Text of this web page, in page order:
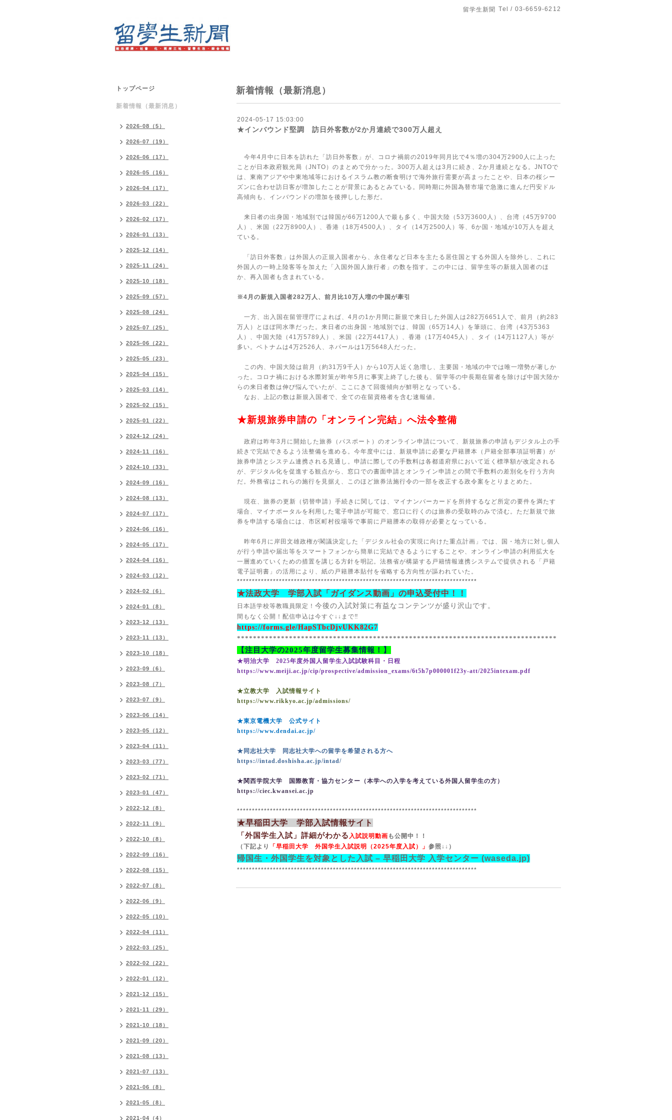
留学生新聞 Tel / 03-6659-6212
新着情報（最新消息）
2024-05-17 15:03:00
★インバウンド堅調 訪日外客数が2か月連続で300万人超え
今年4 月中に日本を訪れた「訪日外客数」が、コロナ禍前の2019年同月比で4 ％増の304万2900 人に上った
ことが日本政府観光局（ JNTO ）のまとめで分かった。 300万人超えは3 月に続き、 2か月連続となる。 JNTOで
は、東南アジアや中東地域等におけるイスラム教の断食明けで海外旅行需要が高まったことや、日本の桜シー
ズンに合わせ訪日客が増加したことが背景にあるとみている。同時期に外国為替市場で急激に進んだ円安ドル
高傾向も、インバウンドの増加を後押しした形だ。
来日者の出身国・地域別では韓国が66万1200 人で最も多く、中国大陸（ 53万3600 人）、台湾（ 45万9700
人）、米国（ 22万8900 人）、香港（ 18万4500 人）、タイ（ 14万2500 人）等、 6か国・地域が10万人を超え
ている。
「訪日外客数」は外国人の正規入国者から、永住者など日本を主たる居住国とする外国人を除外し、これに
外国人の一時上陸客等を加えた「入国外国人旅行者」の数を指す。この中には、留学生等の新規入国者のほ
か、再入国者も含まれている。
※4 月の新規入国者282万人、前月比10万人増の中国が牽引
一方、出入国在留管理庁によれば、 4 月の1か月間に新規で来日した外国人は282万6651 人で、前月（約283
万人）とほぼ同水準だった。来日者の出身国・地域別では、韓国（ 65万14 人）を筆頭に、台湾（ 43万5363
人）、中国大陸（ 41万5789 人）、米国（ 22万4417 人）、香港（ 17万4045 人）、タイ（ 14万1127 人）等が
多い。ベトナムは4万2526 人、ネパールは 1万5648 人だった。
この内、中国大陸は前月（約31万9千人）から 10万人近く急増し、主要国・地域の中では唯一増勢が著しか
った。コロナ禍における水際対策が昨年5 月に事実上終了した後も、留学等の中長期在留者を除けば中国大陸か
らの来日者数は伸び悩んでいたが、ここにきて回復傾向が鮮明となっている。
なお、上記の数は新規入国者で、全ての在留資格者を含む速報値。
★新規旅券申請の「オンライン完結」へ法令整備
政府は昨年3 月に開始した旅券（パスポート）のオンライン申請について、新規旅券の申請もデジタル上の手
続きで完結できるよう法整備を進める。今年度中には、新規申請に必要な戸籍謄本（戸籍全部事項証明書）が
旅券申請とシステム連携される見通し。申請に際しての手数料は各都道府県において近く標準額が改定される
が、デジタル化を促進する観点から、窓口での書面申請とオンライン申請との間で手数料の差別化を行う方向
だ。外務省はこれらの施行を見据え、このほど旅券法施行令の一部を改正する政令案をとりまとめた。
現在、旅券の更新（切替申請）手続きに関しては、マイナンバーカードを所持するなど所定の要件を満たす
場合、マイナポータルを利用した電子申請が可能で、窓口に行くのは旅券の受取時のみで済む。ただ新規で旅
券を申請する場合には、市区町村役場等で事前に戸籍謄本の取得が必要となっている。
昨年6 月に岸田文雄政権が閣議決定した「デジタル社会の実現に向けた重点計画」では、国・地方に対し個人
が行う申請や届出等をスマートフォンから簡単に完結できるようにすることや、オンライン申請の利用拡大を
一層進めていくための措置を講じる方針を明記。法務省が構築する戸籍情報連携システムで提供される「戸籍
電子証明書」の活用により、紙の戸籍謄本貼付を省略する方向性が謳われていた。
********************************************************************************
★法政大学 学部入試「ガイダンス動画」の申込受付中！！
日本語学校等教職員限定！ 今後の入試対策に有益なコンテンツが盛り沢山です。
間もなく公開！配信申込は今すぐ↓↓まで‼
https://forms.gle/HapSTbcDjvUKK82G7
********************************************************************************
【注目大学の2025年度留学生募集情報！】
★明治大学 2025年度外国人留学生入試試験科目・日程
https://www.meiji.ac.jp/cip/prospective/admission_exams/6t5h7p000001f23y-att/2025intexam.pdf
★立教大学 入試情報サイト
https://www.rikkyo.ac.jp/admissions/
★東京電機大学 公式サイト
https://www.dendai.ac.jp/
★同志社大学 同志社大学への留学を希望される方へ
https://intad.doshisha.ac.jp/intad/
★関西学院大学 国際教育・協力センター（本学への入学を考えている外国人留学生の方）
https://ciec.kwansei.ac.jp
********************************************************************************
★早稲田大学 学部入試情報サイト
「外国学生入試」詳細がわかる 入試説明動画 も公開中！！
（下記より
「早稲田大学 外国学生入試説明（2025年度入試）」 参照↓↓）
帰国生・外国学生を対象とした入試 – 早稲田大学 入学センター (waseda.jp)
********************************************************************************
トップページ
新着情報（最新消息）
2026-08（5）
2026-07（19）
2026-06（17）
2026-05（16）
2026-04（17）
2026-03（22）
2026-02（17）
2026-01（13）
2025-12（14）
2025-11（24）
2025-10（18）
2025-09（57）
2025-08（24）
2025-07（25）
2025-06（22）
2025-05（23）
2025-04（15）
2025-03（14）
2025-02（15）
2025-01（22）
2024-12（24）
2024-11（16）
2024-10（33）
2024-09（16）
2024-08（13）
2024-07（17）
2024-06（16）
2024-05（17）
2024-04（16）
2024-03（12）
2024-02（6）
2024-01（8）
2023-12（13）
2023-11（13）
2023-10（18）
2023-09（6）
2023-08（7）
2023-07（9）
2023-06（14）
2023-05（12）
2023-04（11）
2023-03（77）
2023-02（71）
2023-01（47）
2022-12（8）
2022-11（9）
2022-10（8）
2022-09（16）
2022-08（15）
2022-07（8）
2022-06（9）
2022-05（10）
2022-04（11）
2022-03（25）
2022-02（22）
2022-01（12）
2021-12（15）
2021-11（29）
2021-10（18）
2021-09（20）
2021-08（13）
2021-07（13）
2021-06（8）
2021-05（8）
2021-04（4）